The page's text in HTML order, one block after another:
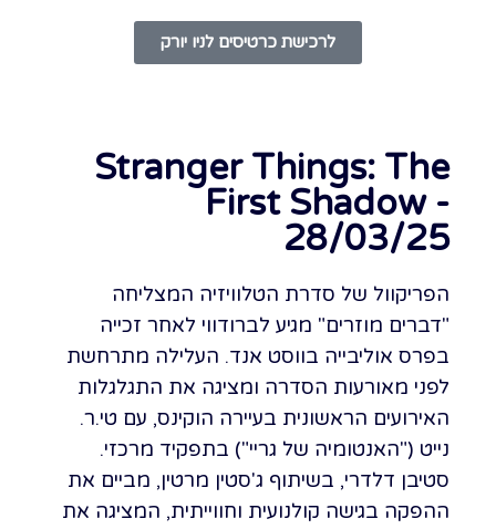
לרכישת כרטיסים לניו יורק
Stranger Things: The
First Shadow -
28/03/25
הפריקוול של סדרת הטלוויזיה המצליחה
"דברים מוזרים" מגיע לברודווי לאחר זכייה
בפרס אוליבייה בווסט אנד. העלילה מתרחשת
לפני מאורעות הסדרה ומציגה את התגלגלות
האירועים הראשונית בעיירה הוקינס, עם טי.ר.
נייט ("האנטומיה של גריי") בתפקיד מרכזי.
סטיבן דלדרי, בשיתוף ג'סטין מרטין, מביים את
ההפקה בגישה קולנועית וחווייתית, המציגה את